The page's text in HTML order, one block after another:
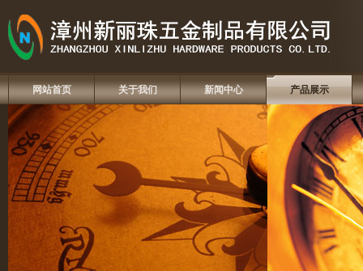
网站首页 关于我们 新闻中心 产品展示